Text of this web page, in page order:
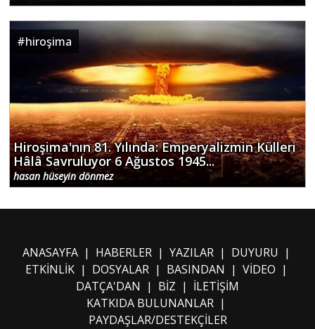
#hiroşima
Hiroşima'nın 81. Yılında: Emperyalizmin Külleri
Hâlâ Savruluyor 6 Ağustos 1945...
hasan hüseyin dönmez
ANASAYFA| HABERLER| YAZILAR| DUYURU |
ETKİNLİK| DOSYALAR| BASINDAN | VİDEO |
DATÇA'DAN | BİZ | İLETİŞİM
KATKIDA BULUNANLAR |
PAYDAŞLAR/DESTEKÇİLER